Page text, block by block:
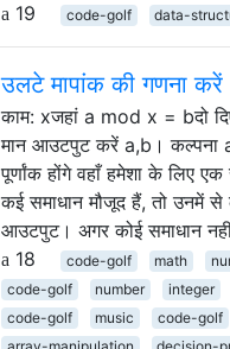
19
code-golf data-
उलटे मापांक की गणना करें
काम: xजहां a mod x = bदो
मान आउटपुट करें a,b। कल्पना
पूर्णांक होंगे वहाँ हमेशा के लिए एक
कई समाधान मौजूद हैं, तो उनमें
आउटपुट। अगर कोई समाधान
18
code-golf math
code-golf
number integer
code-golf
music code-golf